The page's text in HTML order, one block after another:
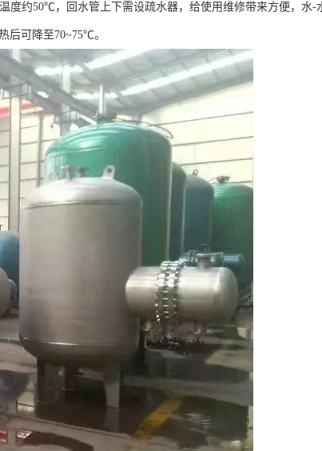
度约50℃，回水管上下需设疏水器，给使用维修带来方便，水-
后可降至70~75℃。